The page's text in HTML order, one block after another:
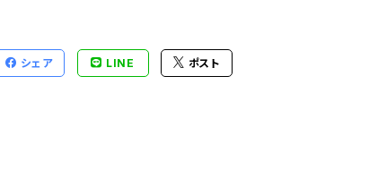
シェア LINE ポスト